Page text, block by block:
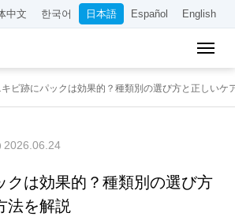
中文 한국어 日本語 Español English
キビ跡にパックは効果的？種類別の選び方と正しいケ
2026.06.24
クは効果的？種類別の選び方
法を解説